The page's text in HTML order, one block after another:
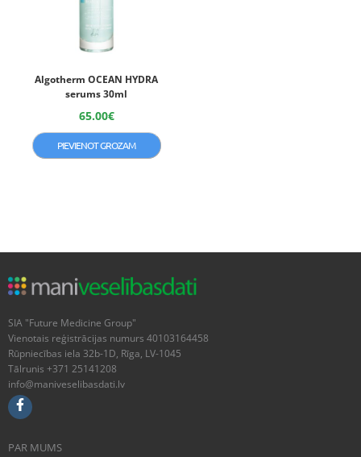
Algotherm OCEAN HYDRA
serums 30ml
65.00€
PIEVIENOT GROZAM
SIA "Future Medicine Group"
Vienotais reģistrācijas numurs 40103164458
Rūpniecības iela 32b-1D, Rīga, LV-1045
Tālrunis +371 25141208
info@maniveselibasdati.lv
PAR MUMS